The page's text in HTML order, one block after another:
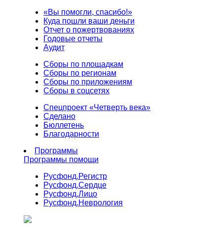
«Вы помогли, спасибо!»
Куда пошли ваши деньги
Отчет о пожертвованиях
Годовые отчеты
Аудит
Сборы по площадкам
Сборы по регионам
Сборы по приложениям
Сборы в соцсетях
Спецпроект «Четверть века»
Сделано
Бюллетень
Благодарности
Программы
Программы помощи
Русфонд.Регистр
Русфонд.Сердце
Русфонд.Лицо
Русфонд.Неврология